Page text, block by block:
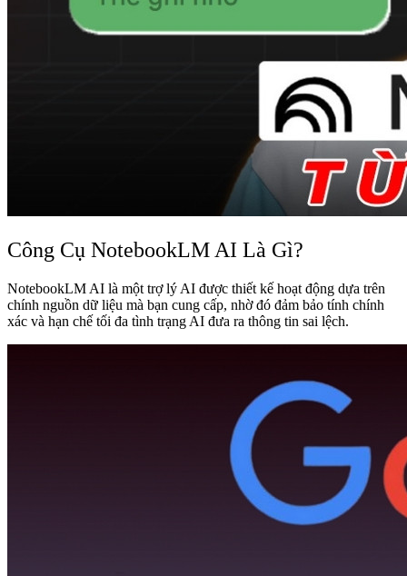
Công Cụ NotebookLM AI Là Gì?
NotebookLM AI là một trợ lý AI được thiết kế hoạt động dựa trên
chính nguồn dữ liệu mà bạn cung cấp, nhờ đó đảm bảo tính chính
xác và hạn chế tối đa tình trạng AI đưa ra thông tin sai lệch.